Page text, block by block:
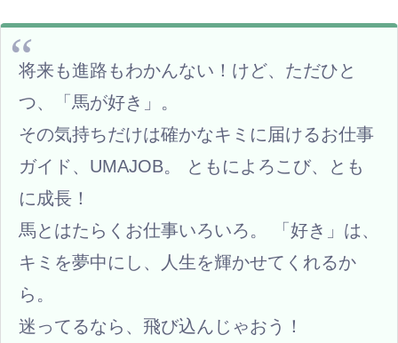
将来も進路もわかんない！けど、ただひと
つ、「馬が好き」。
その気持ちだけは確かなキミに届けるお仕事
ガイド、UMAJOB。 ともによろこび、とも
に成長！
馬とはたらくお仕事いろいろ。 「好き」は、
キミを夢中にし、人生を輝かせてくれるか
ら。
迷ってるなら、飛び込んじゃおう！